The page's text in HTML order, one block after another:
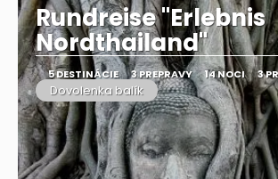
Rundreise "Erlebnis
Nordthailand"
5 DESTINÁCIE 3 PREPRAVY 14 NOCI 3
Dovolenka balík